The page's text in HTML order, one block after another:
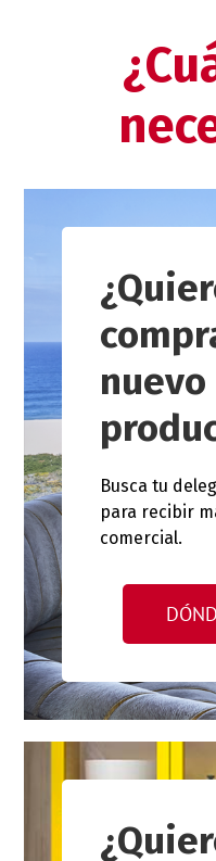
nuevo
Busca tu
para recibir
comercial.